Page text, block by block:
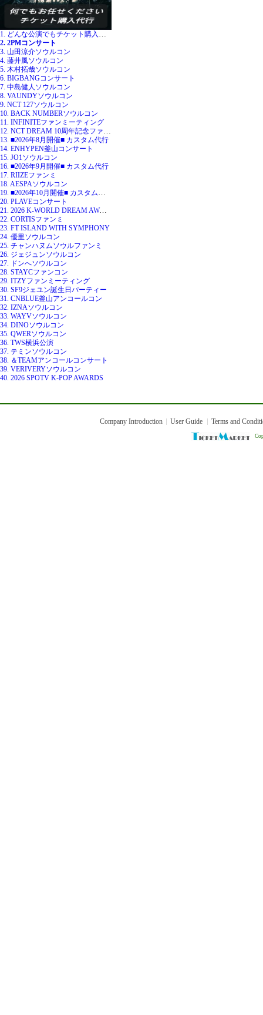
1. どんな公演でもチケット購入代行
2. 2PMコンサート
3. 山田涼介ソウルコン
4. 藤井風ソウルコン
5. 木村拓哉ソウルコン
6. BIGBANGコンサート
7. 中島健人ソウルコン
8. VAUNDYソウルコン
9. NCT 127ソウルコン
10. BACK NUMBERソウルコン
11. INFINITEファンミーティング
12. NCT DREAM 10周年記念ファンミ
13. ■2026年8月開催■ カスタム代行
14. ENHYPEN釜山コンサート
15. JO1ソウルコン
16. ■2026年9月開催■ カスタム代行
17. RIIZEファンミ
18. AESPAソウルコン
19. ■2026年10月開催■ カスタム代行
20. PLAVEコンサート
21. 2026 K-WORLD DREAM AWARDS
22. CORTISファンミ
23. FT ISLAND WITH SYMPHONY
24. 優里ソウルコン
25. チャンハヌムソウルファンミ
26. ジェジュンソウルコン
27. ドンへソウルコン
28. STAYCファンコン
29. ITZYファンミーティング
30. SF9ジェユン誕生日パーティー
31. CNBLUE釜山アンコールコン
32. IZNAソウルコン
33. WAYVソウルコン
34. DINOソウルコン
35. QWERソウルコン
36. TWS横浜公演
37. テミンソウルコン
38. ＆TEAMアンコールコンサート
39. VERIVERYソウルコン
40. 2026 SPOTV K-POP AWARDS
Company Introduction User Guide Terms and